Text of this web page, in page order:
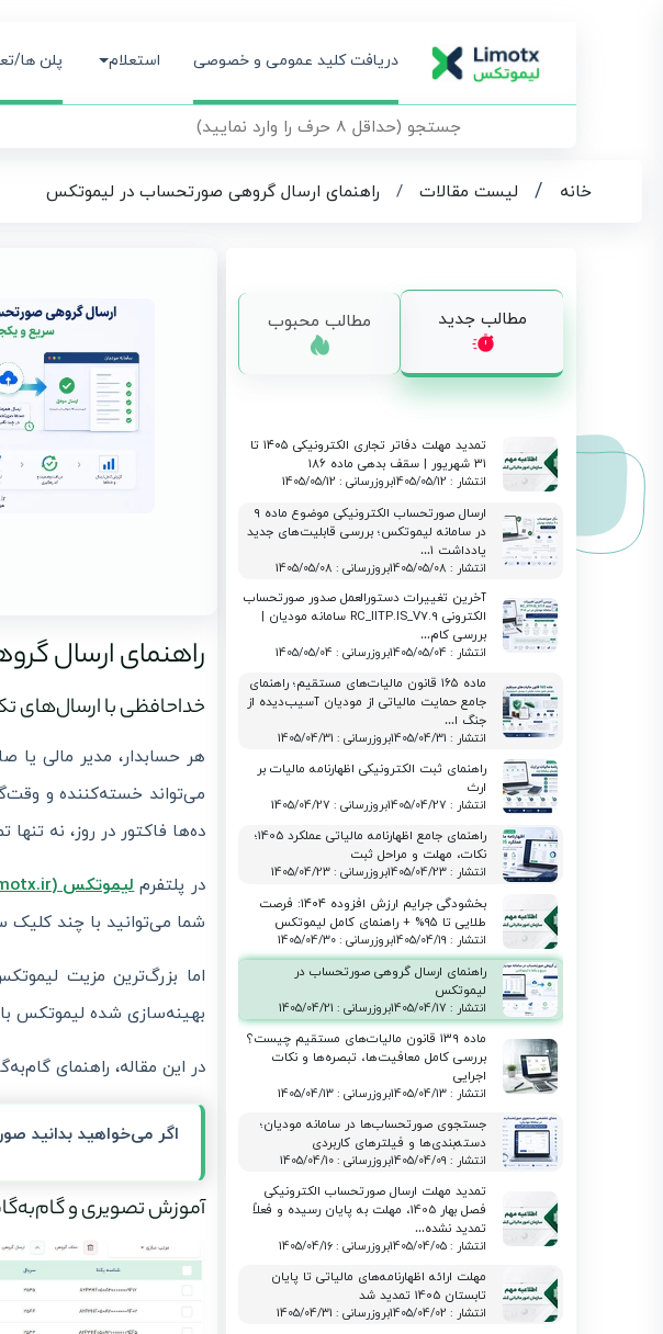
دریافت کلید عمومی و خصوصی استعلام پلن ها/
خانه / لیست مقالات / راهنمای ارسال گروهی صورتحساب در لیموتکس
راهنمای ارسال
خداحافظی با ارسال‌های
هر حسابدار، مدیر مالی
می‌تواند خسته‌کننده و
ده‌ها فاکتور در روز، نه
در پلتفرملیموتکس (limotx.ir)
شما می‌توانید با چند کلیک
اما بزرگ‌ترین مزیت
بهینه‌سازی شده لیموتکس با
در این مقاله، راهنمای
اگر می‌خواهید بدانید
آموزش تصویری و
مطالب محبوب مطالب جدید
تمدید مهلت دفاتر تجاری الکترونیکی ۱۴۰۵ تا
۳۱ شهریور | سقف بدهی ماده ۱۸۶
انتشار : 1405/05/12 بروزرسانی : 1405/05/12
ارسال صورتحساب الکترونیکی موضوع ماده ۹
در سامانه لیموتکس؛ بررسی قابلیت‌های جدید
یادداشت ۱…
انتشار : 1405/05/08 بروزرسانی : 1405/05/08
آخرین تغییرات دستورالعمل صدور صورتحساب
الکترونی RC_IITP.IS_V7.9 سامانه مودیان |
بررسی کام…
انتشار : 1405/05/04 بروزرسانی : 1405/05/04
ماده ۱۶۵ قانون مالیات‌های مستقیم؛ راهنمای
جامع حمایت مالیاتی از مودیان آسیب‌دیده از
جنگ ا…
انتشار : 1405/04/31 بروزرسانی : 1405/04/31
راهنمای ثبت الکترونیکی اظهارنامه مالیات بر
ارث
انتشار : 1405/04/27 بروزرسانی : 1405/04/27
راهنمای جامع اظهارنامه مالیاتی عملکرد 1405؛
نکات، مهلت و مراحل ثبت
انتشار : 1405/04/23 بروزرسانی : 1405/04/23
بخشودگی جرایم ارزش افزوده ۱۴۰۴: فرصت
طلایی تا ۹۵% + راهنمای کامل لیموتکس
انتشار : 1405/04/19 بروزرسانی : 1405/04/30
راهنمای ارسال گروهی صورتحساب در
لیموتکس
انتشار : 1405/04/17 بروزرسانی : 1405/04/21
ماده ۱۳۹ قانون مالیات‌های مستقیم چیست؟
بررسی کامل معافیت‌ها، تبصره‌ها و نکات
اجرایی
انتشار : 1405/04/13 بروزرسانی : 1405/04/13
جستجوی صورتحساب‌ها در سامانه مودیان؛
دسته‌بندی‌ها و فیلترهای کاربردی
انتشار : 1405/04/09 بروزرسانی : 1405/04/10
تمدید مهلت ارسال صورتحساب الکترونیکی
فصل بهار 1405، مهلت به پایان رسیده و فعلاً
تمدید نشده…
انتشار : 1405/04/05 بروزرسانی : 1405/04/16
مهلت ارائه اظهارنامه‌های مالیاتی تا پایان
تابستان 1405 تمدید شد
انتشار : 1405/04/02 بروزرسانی : 1405/04/31